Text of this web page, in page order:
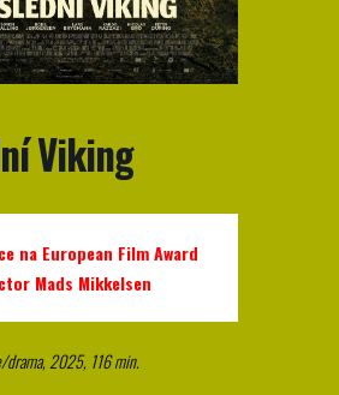
Viking
na European Film Award
Mads Mikkelsen
drama, 2025, 116 min.